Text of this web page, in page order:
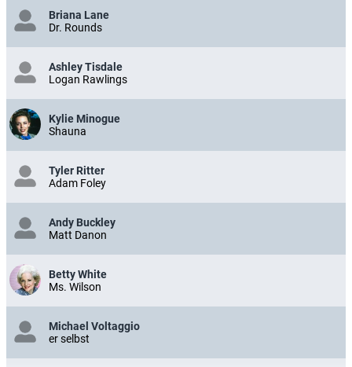
Briana Lane
Dr. Rounds
Ashley Tisdale
Logan Rawlings
Kylie Minogue
Shauna
Tyler Ritter
Adam Foley
Andy Buckley
Matt Danon
Betty White
Ms. Wilson
Michael Voltaggio
er selbst